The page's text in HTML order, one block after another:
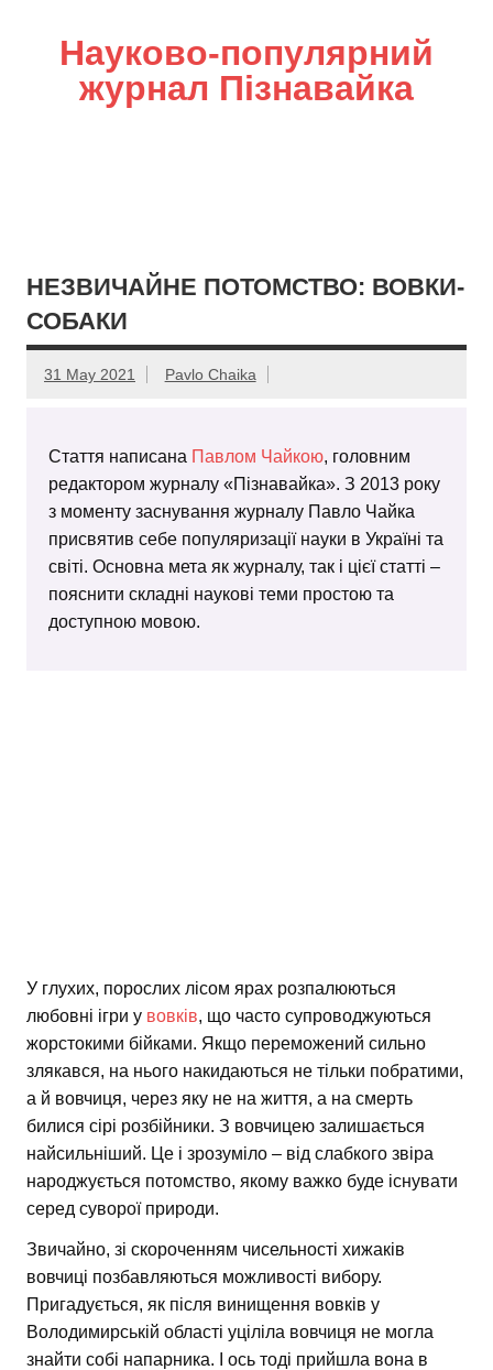
Науково-популярний
журнал Пізнавайка
НЕЗВИЧАЙНЕ ПОТОМСТВО: ВОВКИ-
СОБАКИ
31 May 2021 Pavlo Chaika
Стаття написана Павлом Чайкою, головним
редактором журналу «Пізнавайка». З 2013 року
з моменту заснування журналу Павло Чайка
присвятив себе популяризації науки в Україні та
світі. Основна мета як журналу, так і цієї статті –
пояснити складні наукові теми простою та
доступною мовою.
У глухих, порослих лісом ярах розпалюються
любовні ігри у вовків, що часто супроводжуються
жорстокими бійками. Якщо переможений сильно
злякався, на нього накидаються не тільки побратими,
а й вовчиця, через яку не на життя, а на смерть
билися сірі розбійники. З вовчицею залишається
найсильніший. Це і зрозуміло – від слабкого звіра
народжується потомство, якому важко буде існувати
серед суворої природи.
Звичайно, зі скороченням чисельності хижаків
вовчиці позбавляються можливості вибору.
Пригадується, як після винищення вовків у
Володимирській області уціліла вовчиця не могла
знайти собі напарника. І ось тоді прийшла вона в